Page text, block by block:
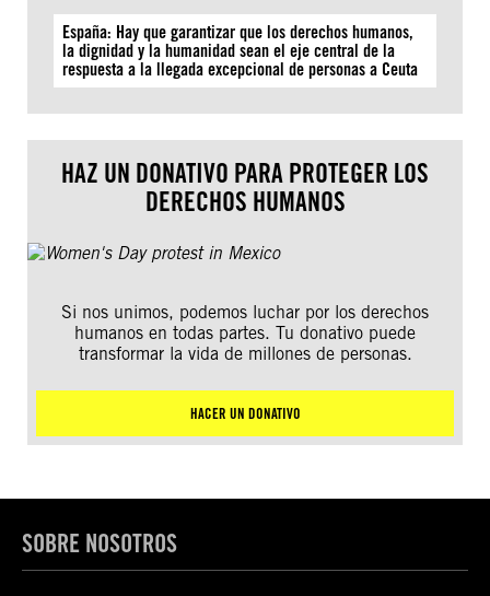
España: Hay que garantizar que los derechos humanos,
la dignidad y la humanidad sean el eje central de la
respuesta a la llegada excepcional de personas a Ceuta
HAZ UN DONATIVO PARA PROTEGER LOS
DERECHOS HUMANOS
Si nos unimos, podemos luchar por los derechos
humanos en todas partes. Tu donativo puede
transformar la vida de millones de personas.
HACER UN DONATIVO
SOBRE NOSOTROS